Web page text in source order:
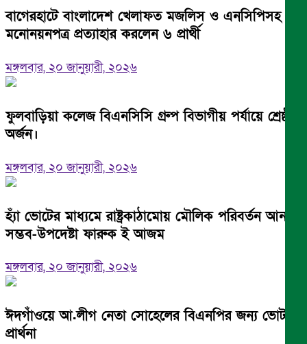
বাগেরহাটে বাংলাদেশ খেলাফত মজলিস ও এনসিপিসহ
মনোনয়নপত্র প্রত্যাহার করলেন ৬ প্রার্থী
মঙ্গলবার, ২০ জানুয়ারী, ২০২৬
ফুলবাড়িয়া কলেজ বিএনসিসি গ্রুপ বিভাগীয় পর্যায়ে শ্রেষ্ঠত্ব
অর্জন।
মঙ্গলবার, ২০ জানুয়ারী, ২০২৬
হ্যাঁ ভোটের মাধ্যমে রাষ্ট্রকাঠামোয় মৌলিক পরিবর্তন আনা
সম্ভব-উপদেষ্টা ফারুক ই আজম
মঙ্গলবার, ২০ জানুয়ারী, ২০২৬
ঈদগাঁওয়ে আ.লীগ নেতা সোহেলের বিএনপির জন্য ভোট
প্রার্থনা